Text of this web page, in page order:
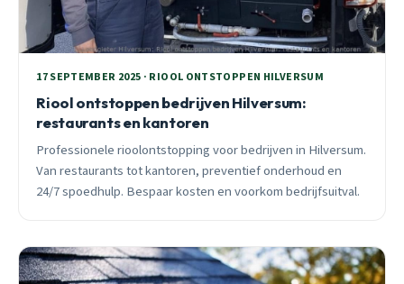
17 SEPTEMBER 2025 · RIOOL ONTSTOPPEN HILVERSUM
Riool ontstoppen bedrijven Hilversum:
restaurants en kantoren
Professionele rioolontstopping voor bedrijven in Hilversum.
Van restaurants tot kantoren, preventief onderhoud en
24/7 spoedhulp. Bespaar kosten en voorkom bedrijfsuitval.